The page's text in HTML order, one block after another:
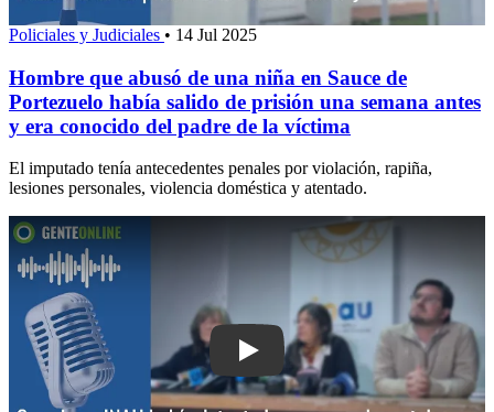
Policiales y Judiciales • 14 Jul 2025
Hombre que abusó de una niña en Sauce de
Portezuelo había salido de prisión una semana antes
y era conocido del padre de la víctima
El imputado tenía antecedentes penales por violación, rapiña,
lesiones personales, violencia doméstica y atentado.
Play: Caso Luna: INAU había